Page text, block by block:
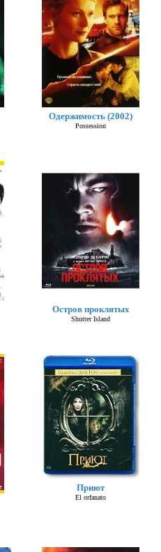
Одержимость (2002)
Possession
Остров проклятых
Shutter Island
Приют
El orfanato